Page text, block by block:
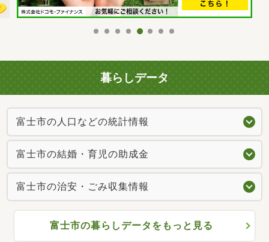
暮らしデータ
富士市の人口などの統計情報
富士市の結婚・育児の助成金
富士市の治安・ごみ収集情報
富士市の暮らしデータをもっと見る